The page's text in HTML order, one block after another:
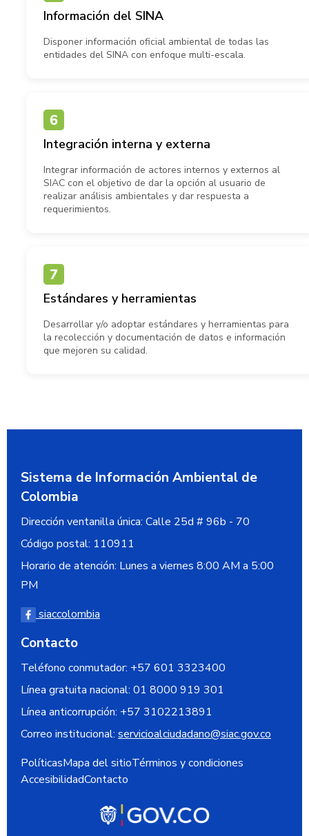
Información del SINA
Disponer información oficial ambiental de todas las
entidades del SINA con enfoque multi-escala.
Integración interna y externa
Integrar información de actores internos y externos al
SIAC con el objetivo de dar la opción al usuario de
realizar análisis ambientales y dar respuesta a
requerimientos.
Estándares y herramientas
Desarrollar y/o adoptar estándares y herramientas para
la recolección y documentación de datos e información
que mejoren su calidad.
Sistema de Información Ambiental de
Colombia
Dirección ventanilla única: Calle 25d # 96b - 70
Código postal: 110911
Horario de atención: Lunes a viernes 8:00 AM a 5:00
PM
siaccolombia
Contacto
Teléfono conmutador: +57 601 3323400
Línea gratuita nacional: 01 8000 919 301
Línea anticorrupción: +57 3102213891
Correo institucional: servicioalciudadano@siac.gov.co
PolíticasMapa del sitioTérminos y condiciones
AccesibilidadContacto